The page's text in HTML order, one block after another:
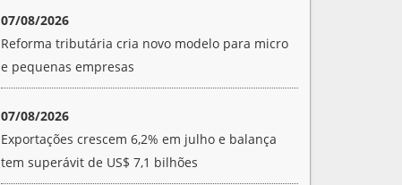
07/08/2026
Reforma tributária cria novo modelo para micro
e pequenas empresas
07/08/2026
Exportações crescem 6,2% em julho e balança
tem superávit de US$ 7,1 bilhões